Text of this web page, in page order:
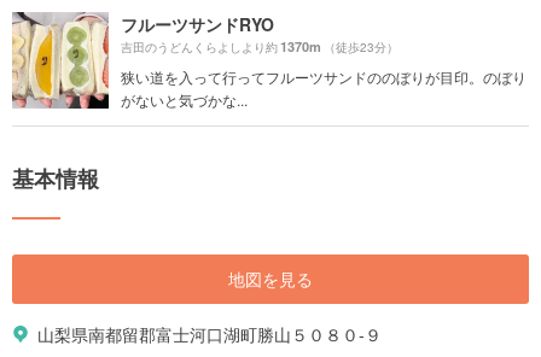
フルーツサンドRYO
吉田のうどんくらよしより約1370m （徒歩23分）
狭い道を入って行ってフルーツサンドののぼりが目印。のぼり
がないと気づかな...
基本情報
地図を見る
山梨県南都留郡富士河口湖町勝山５０８０-９